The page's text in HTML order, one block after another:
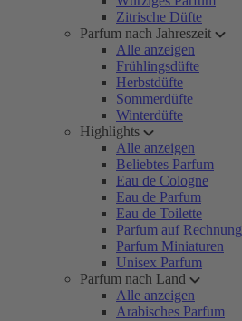
Zitrische Düfte
Parfum nach Jahreszeit
Alle anzeigen
Frühlingsdüfte
Herbstdüfte
Sommerdüfte
Winterdüfte
Highlights
Alle anzeigen
Beliebtes Parfum
Eau de Cologne
Eau de Parfum
Eau de Toilette
Parfum auf Rechnung
Parfum Miniaturen
Unisex Parfum
Parfum nach Land
Alle anzeigen
Arabisches Parfum